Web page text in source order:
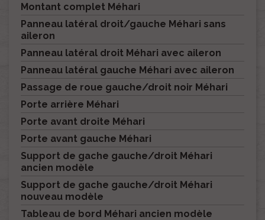
Montant complet Méhari
Panneau latéral droit/gauche Méhari sans
aileron
Panneau latéral droit Méhari avec aileron
Panneau latéral gauche Méhari avec aileron
Passage de roue gauche/droit noir Méhari
Porte arrière Méhari
Porte avant droite Méhari
Porte avant gauche Méhari
Support de gache gauche/droit Méhari
ancien modèle
Support de gache gauche/droit Méhari
nouveau modèle
Tableau de bord Méhari ancien modèle